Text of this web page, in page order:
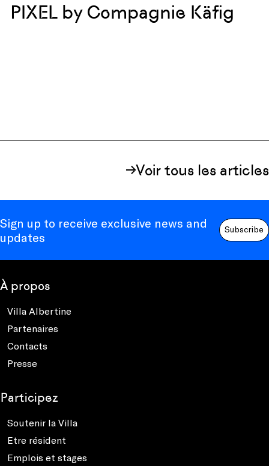
PIXEL by Compagnie Käfig
Voir tous les articles
Sign up to receive exclusive news and
updates
Subscribe
À propos
Villa Albertine
Partenaires
Contacts
Presse
Participez
Soutenir la Villa
Etre résident
Emplois et stages